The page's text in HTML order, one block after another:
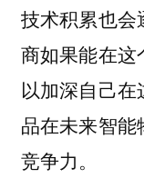
技术积累也
商如果能在
以加深自己
品在未来智
竞争力。